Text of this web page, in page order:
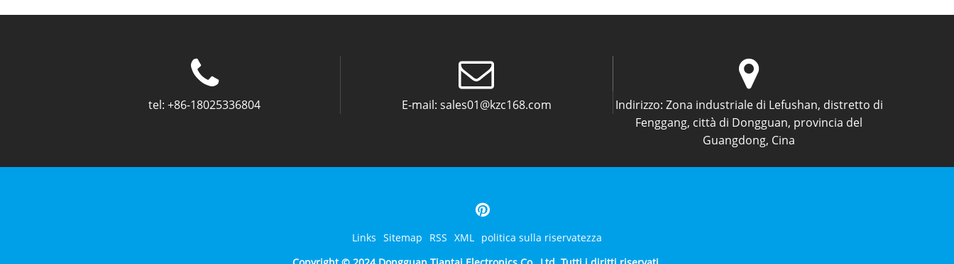
tel: +86-18025336804 E-mail: sales01@kzc168.com Indirizzo: Zona industriale di Lefushan, distretto di
Fenggang, città di Dongguan, provincia del
Guangdong, Cina
Links Sitemap RSS XML
politica sulla riservatezza